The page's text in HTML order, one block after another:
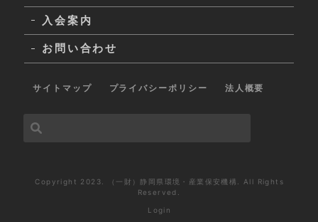
入会案内
お問い合わせ
サイトマップ プライバシーポリシー 法人概要
Copyright 2023. （一財）静岡県環境・産業保安機構. All Rights
Reserved.
Login